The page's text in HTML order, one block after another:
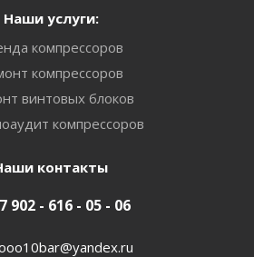
Наши услуги:
компрессоров
компрессоров
винтовых блоков
компрессоров
контакты
902 - 616 - 05 - 06